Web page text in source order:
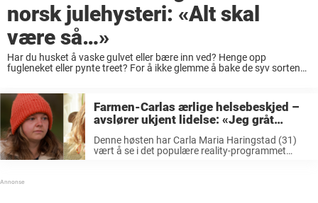
norsk julehysteri: «Alt skal
være så…»
Har du husket å vaske gulvet eller bære inn ved? Henge opp
fugleneket eller pynte treet? For å ikke glemme å bake de syv sortene
Farmen-Carlas ærlige helsebeskjed –
avslører ukjent lidelse: «Jeg gråt
masse»
Denne høsten har Carla Maria Haringstad (31)
vært å se i det populære reality-programmet